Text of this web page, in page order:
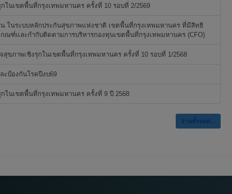
นเขตพื้นที่กรุงเทพมหานคร ครั้งที่ 10 รอบที่ 2/2569
ในระบบหลักประกันสุขภาพแห่งชาติ เขตพื้นที่กรุงเทพมหานคร ที่มีสิทธิ
ณฑ์และกำกับติดตามการบริหารกองทุนเขตพื้นที่กรุงเทพมหานคร (CFO)
ขภาพเชิงรุกในเขตพื้นที่กรุงเทพมหานคร ครั้งที่ 10 รอบที่ 1/2568
ะป้องกันโรคปีงบ69
ในเขตพื้นที่กรุงเทพมหานคร ครั้งที่ 9 ปี 2568
อ่านทั้งหมด...